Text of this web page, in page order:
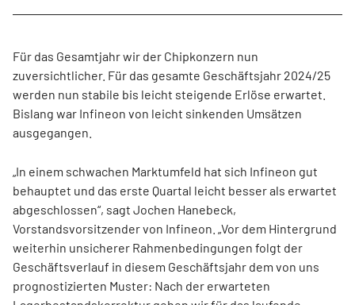
Für das Gesamtjahr wir der Chipkonzern nun
zuversichtlicher. Für das gesamte Geschäftsjahr 2024/25
werden nun stabile bis leicht steigende Erlöse erwartet.
Bislang war Infineon von leicht sinkenden Umsätzen
ausgegangen.
„In einem schwachen Marktumfeld hat sich Infineon gut
behauptet und das erste Quartal leicht besser als erwartet
abgeschlossen“, sagt Jochen Hanebeck,
Vorstandsvorsitzender von Infineon. „Vor dem Hintergrund
weiterhin unsicherer Rahmenbedingungen folgt der
Geschäftsverlauf in diesem Geschäftsjahr dem von uns
prognostizierten Muster: Nach der erwarteten